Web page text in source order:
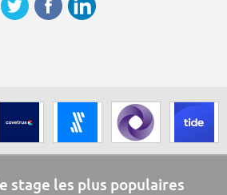
stage les plus populaires